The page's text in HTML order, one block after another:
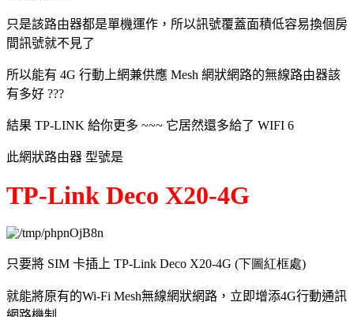
只是該路由器都是單機運作，所以訊號覆蓋面積低容易換個房
間訊號就不見了
所以能有 4G 行動上網兼供應 Mesh 網狀網路的無線路由器該
有多好 ???
結果 TP-LINK 給你更多 ~~~ 它居然還多給了 WIFI 6
此網狀路由器 型號是
TP-Link Deco X20-4G
只要將 SIM 卡插上 TP-Link Deco X20-4G (下圖紅框處)
就能將原有的Wi-Fi Mesh無線網狀網路，立即增添4G行動通訊